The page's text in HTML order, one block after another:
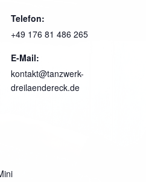
Telefon:
+49 176 81 486 265
E-Mail:
kontakt@tanzwerk-
dreilaendereck.de